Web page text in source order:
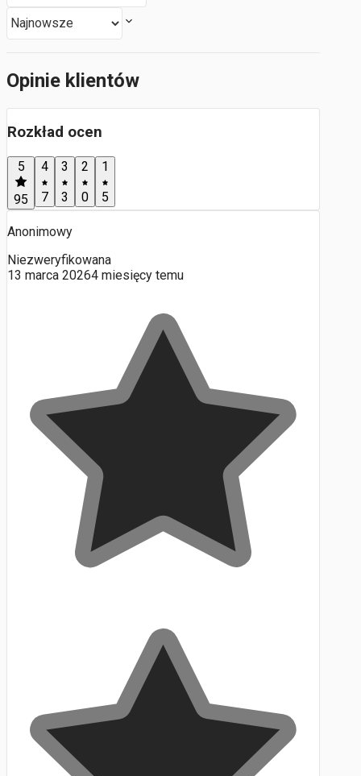
Opinie klientów
Rozkład ocen
5
95
4
7
3
3
2
0
1
5
Anonimowy
Niezweryfikowana
13 marca 20264 miesięcy temu